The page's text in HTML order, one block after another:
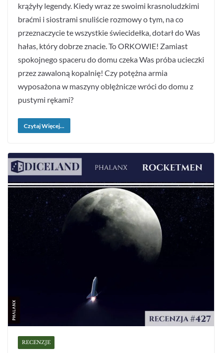
krążyły legendy. Kiedy wraz ze swoimi krasnoludzkimi
braćmi i siostrami snuliście rozmowy o tym, na co
przeznaczycie te wszystkie świecidełka, dotarł do Was
hałas, który dobrze znacie. To ORKOWIE! Zamiast
spokojnego spaceru do domu czeka Was próba ucieczki
przez zawaloną kopalnię! Czy potężna armia
wyposażona w maszyny oblężnicze wróci do domu z
pustymi rękami?
Czytaj Więcej...
RECENZJE